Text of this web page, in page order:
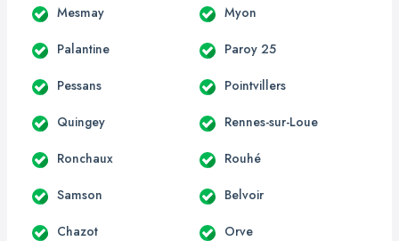
Mesmay Myon
Palantine Paroy 25
Pessans Pointvillers
Quingey Rennes-sur-Loue
Ronchaux Rouhé
Samson Belvoir
Chazot Orve